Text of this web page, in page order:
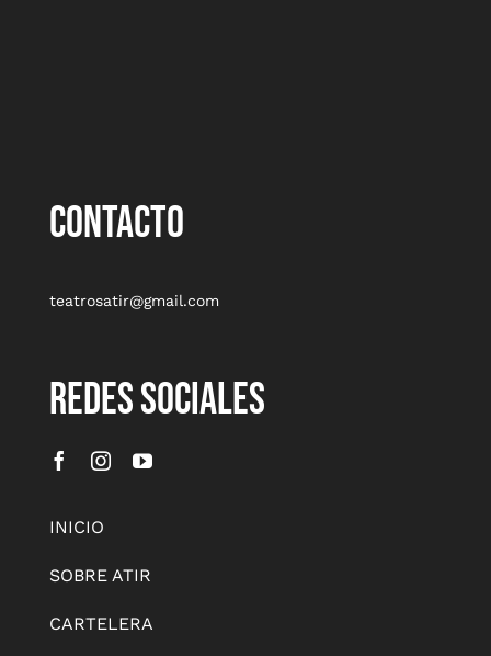
CONTACTO
teatrosatir@gmail.com
REDES SOCIALES
INICIO
SOBRE ATIR
CARTELERA